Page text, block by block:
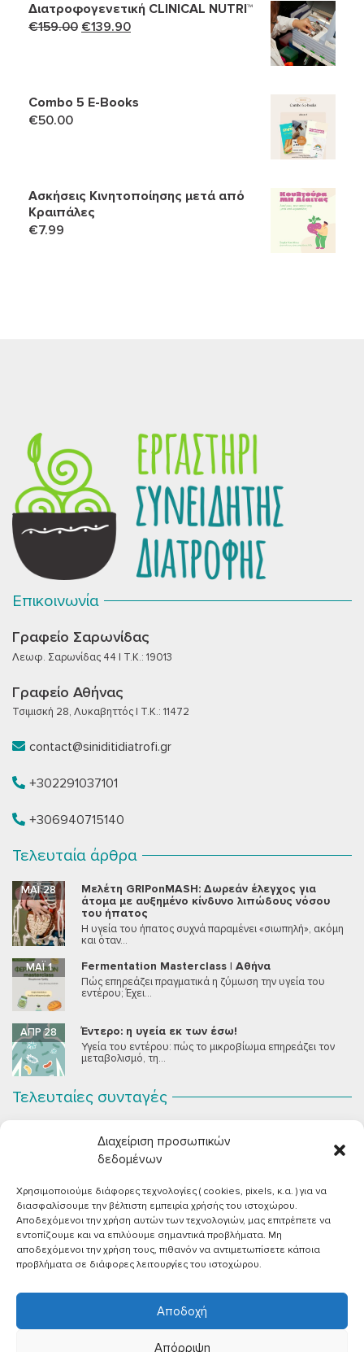
Διαχείριση προσωπικών
δεδομένων
Χρησιμοποιούμε διάφορες τεχνολογίες ( cookies, pixels, κ.α. ) για να
διασφαλίσουμε την βέλτιστη εμπειρία χρήσής του ιστοχώρου.
Αποδεχόμενοι την χρήση αυτών των τεχνολογιών, μας επιτρέπετε να
εντοπίζουμε και να επιλύουμε σημαντικά προβλήματα. Μη
αποδεχόμενοι την χρήση τους, πιθανόν να αντιμετωπίσετε κάποια
προβλήματα σε διάφορες λειτουργίες του ιστοχώρου.
Αποδοχή
Απόρριψη
Διατροφογενετική CLINICAL NUTRI™
€159.00 Original
€139.90Η
€139.90.
Combo 5 Ε-Books
€50.00
Ασκήσεις Κινητοποίησης μετά από
Κραιπάλες
€7.99
Επικοινωνία
Γραφείο Σαρωνίδας
Λεωφ. Σαρωνίδας 44 | T.K.: 19013
Γραφείο Αθήνας
Τσιμισκή 28, Λυκαβηττός | T.K.: 11472
contact@siniditidiatrofi.gr
+302291037101
+306940715140
Τελευταία άρθρα
Μελέτη GRIPonMASH: Δωρεάν έλεγχος για
άτομα με αυξημένο κίνδυνο λιπώδους νόσου
του ήπατος
ΜΆΙ 28
Η υγεία του ήπατος συχνά παραμένει «σιωπηλή», ακόμη
και όταν...
Fermentation Masterclass | Αθήνα
ΜΆΙ 1
Πώς επηρεάζει πραγματικά η ζύμωση την υγεία του
εντέρου; Έχει...
Έντερο: η υγεία εκ των έσω!
ΑΠΡ 28
Υγεία του εντέρου: πώς το μικροβίωμα επηρεάζει τον
μεταβολισμό, τη...
Τελευταίες συνταγές
Μια μους σοκολάτας για όλους εμάς που θέλουμε να
συστήσουμε...
Vegan Χωριάτικη Σαλάτα με Φέτα από Τόφου
ΙΟΎΝ 26
Καλοκαίρι, ζεστάρα και “χωριάτικη” σαλάτα! Έχοντας
μεγαλώσει με αυτό το...
Πικάντικες πέννες με ντομάτα
ΙΟΎΝ 18